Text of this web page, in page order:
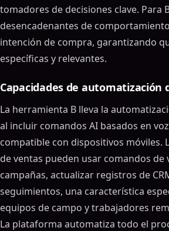
tomadores de decisiones clave. Para
desencadenantes de
intención de compra, garantizando
específicas y relevantes.
Capacidades de automatización
La herramienta B lleva la
al incluir comandos AI basados en
compatible con dispositivos móviles.
de ventas pueden usar comandos de
campañas, actualizar registros de
seguimientos, una característica
equipos de campo y trabajadores
La plataforma automatiza todo el